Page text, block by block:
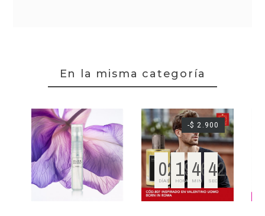
En la misma categoría
02
DÍAS 19
HORAS 46
MIN 42
SEC
-$ 2.900